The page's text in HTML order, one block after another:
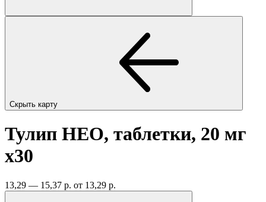
Скрыть карту
Тулип НЕО, таблетки, 20 мг
x30
13,29 — 15,37 р. от 13,29 р.